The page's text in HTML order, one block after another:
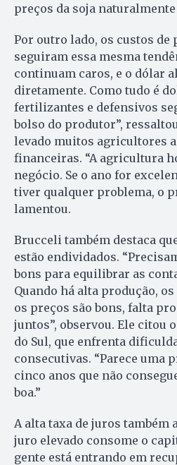
preços da soja
Por outro lado, os custos de
seguiram essa mesma
continuam caros, e o dólar
diretamente. Como tudo é
fertilizantes e defensivos
bolso do produtor”,
levado muitos agricultores
financeiras. “A agricultura
negócio. Se o ano for
tiver qualquer problema, o
lamentou.
Brucceli também destaca
estão endividados.
bons para equilibrar as
Quando há alta produção,
os preços são bons, falta
juntos”, observou. Ele citou
do Sul, que enfrenta
consecutivas. “Parece uma
cinco anos que não
boa.”
A alta taxa de juros também
juro elevado consome o
gente está entrando em